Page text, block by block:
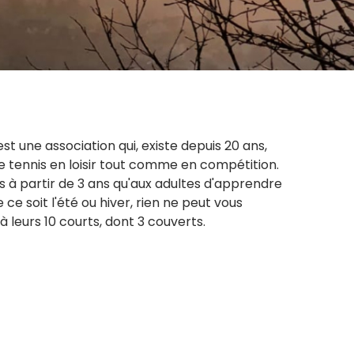
une association qui, existe depuis 20 ans,
tennis en loisir tout comme en compétition.
à partir de 3 ans qu'aux adultes d'apprendre
soit l'été ou hiver, rien ne peut vous
10 courts, dont 3 couverts.